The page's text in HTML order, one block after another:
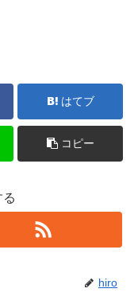
はてブ
コピー
hiro